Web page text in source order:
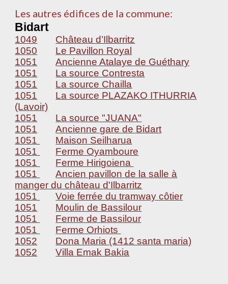
Les autres édifices de la commune:
Bidart
1049
Château d’Ilbarritz
1050
Le Pavillon Royal
1051
Ancienne Atalaye de Guéthary
1051
La source Contresta
1051
La source Chailla
1051
La source PLAZAKO ITHURRIA
(Lavoir)
1051
La source "JUANA"
1051
Ancienne gare de Bidart
1051
Maison Seilharua
1051
Ferme Oyamboure
1051
Ferme Hirigoiena
1051
Ancien pavillon de la salle à
manger du château d'Ilbarritz
1051
Voie ferrée du tramway côtier
1051
Moulin de Bassilour
1051
Ferme de Bassilour
1051
Ferme Orhiots
1052
Dona Maria (1412 santa maria)
1052
Villa Emak Bakia